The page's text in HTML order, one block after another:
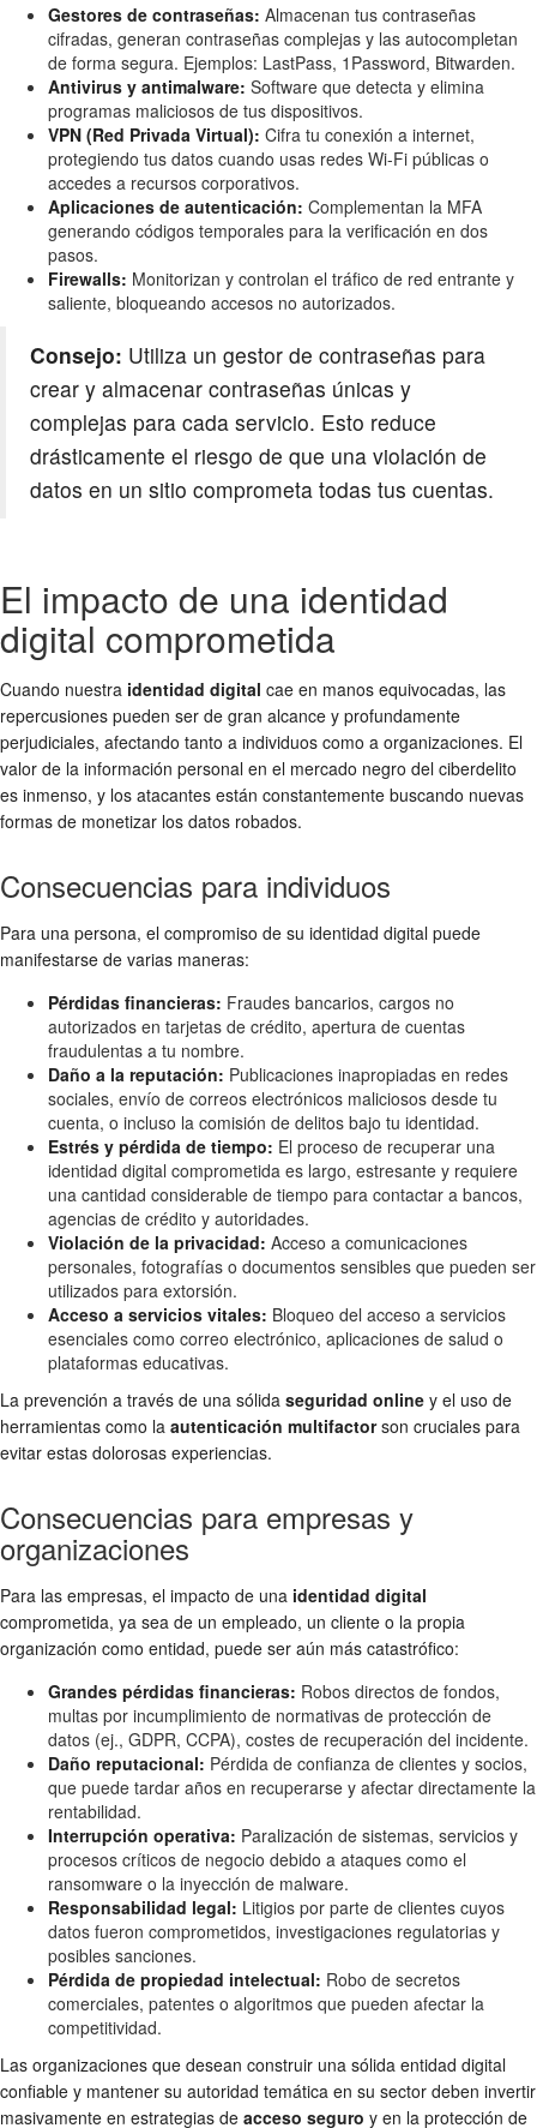
Gestores de contraseñas: Almacenan tus contraseñas
cifradas, generan contraseñas complejas y las autocompletan
de forma segura. Ejemplos: LastPass, 1Password, Bitwarden.
Antivirus y antimalware: Software que detecta y elimina
programas maliciosos de tus dispositivos.
VPN (Red Privada Virtual): Cifra tu conexión a internet,
protegiendo tus datos cuando usas redes Wi-Fi públicas o
accedes a recursos corporativos.
Aplicaciones de autenticación: Complementan la MFA
generando códigos temporales para la verificación en dos
pasos.
Firewalls: Monitorizan y controlan el tráfico de red entrante y
saliente, bloqueando accesos no autorizados.
Consejo: Utiliza un gestor de contraseñas para
crear y almacenar contraseñas únicas y
complejas para cada servicio. Esto reduce
drásticamente el riesgo de que una violación de
datos en un sitio comprometa todas tus cuentas.
El impacto de una identidad
digital comprometida
Cuando nuestra identidad digital cae en manos equivocadas, las
repercusiones pueden ser de gran alcance y profundamente
perjudiciales, afectando tanto a individuos como a organizaciones. El
valor de la información personal en el mercado negro del ciberdelito
es inmenso, y los atacantes están constantemente buscando nuevas
formas de monetizar los datos robados.
Consecuencias para individuos
Para una persona, el compromiso de su identidad digital puede
manifestarse de varias maneras:
Pérdidas financieras: Fraudes bancarios, cargos no
autorizados en tarjetas de crédito, apertura de cuentas
fraudulentas a tu nombre.
Daño a la reputación: Publicaciones inapropiadas en redes
sociales, envío de correos electrónicos maliciosos desde tu
cuenta, o incluso la comisión de delitos bajo tu identidad.
Estrés y pérdida de tiempo: El proceso de recuperar una
identidad digital comprometida es largo, estresante y requiere
una cantidad considerable de tiempo para contactar a bancos,
agencias de crédito y autoridades.
Violación de la privacidad: Acceso a comunicaciones
personales, fotografías o documentos sensibles que pueden ser
utilizados para extorsión.
Acceso a servicios vitales: Bloqueo del acceso a servicios
esenciales como correo electrónico, aplicaciones de salud o
plataformas educativas.
La prevención a través de una sólida seguridad online y el uso de
herramientas como la autenticación multifactorson cruciales para
evitar estas dolorosas experiencias.
Consecuencias para empresas y
organizaciones
Para las empresas, el impacto de una identidad digital
comprometida, ya sea de un empleado, un cliente o la propia
organización como entidad, puede ser aún más catastrófico:
Grandes pérdidas financieras: Robos directos de fondos,
multas por incumplimiento de normativas de protección de
datos (ej., GDPR, CCPA), costes de recuperación del incidente.
Daño reputacional: Pérdida de confianza de clientes y socios,
que puede tardar años en recuperarse y afectar directamente la
rentabilidad.
Interrupción operativa: Paralización de sistemas, servicios y
procesos críticos de negocio debido a ataques como el
ransomware o la inyección de malware.
Responsabilidad legal: Litigios por parte de clientes cuyos
datos fueron comprometidos, investigaciones regulatorias y
posibles sanciones.
Pérdida de propiedad intelectual: Robo de secretos
comerciales, patentes o algoritmos que pueden afectar la
competitividad.
Las organizaciones que desean construir una sólida entidad digital
confiable y mantener su autoridad temática en su sector deben invertir
masivamente en estrategias de acceso seguro y en la protección de